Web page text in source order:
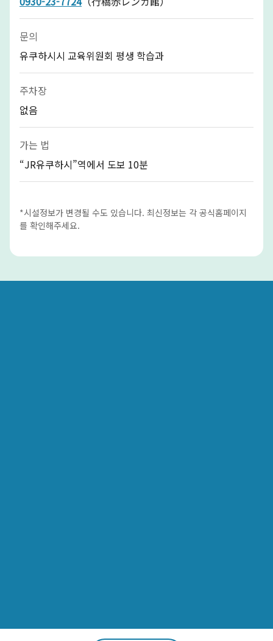
문의
유쿠하시시 교육위원회 평생 학습과
주차장
없음
가는 법
“JR유쿠하시”역에서 도보 10분
*시설정보가 변경될 수도 있습니다. 최신정보는 각 공식홈페이지
를 확인해주세요.